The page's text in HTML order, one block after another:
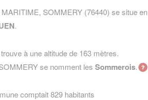
SOMMERY (76440) se situe en
.
à une altitude de 163 mètres.
se nomment les Sommerois.
comptait 829 habitants